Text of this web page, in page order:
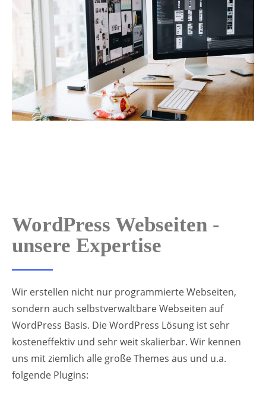
WordPress Webseiten -
unsere Expertise
Wir erstellen nicht nur programmierte Webseiten,
sondern auch selbstverwaltbare Webseiten auf
WordPress Basis. Die WordPress Lösung ist sehr
kosteneffektiv und sehr weit skalierbar. Wir kennen
uns mit ziemlich alle große Themes aus und u.a.
folgende Plugins: